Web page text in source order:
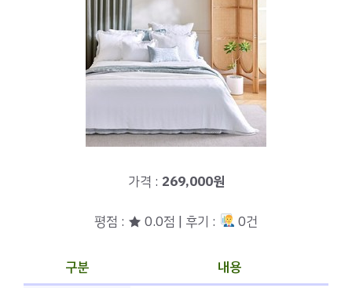
가격 : 269,000원
평점 : ★ 0.0점 | 후기 : 0건
구분
내용